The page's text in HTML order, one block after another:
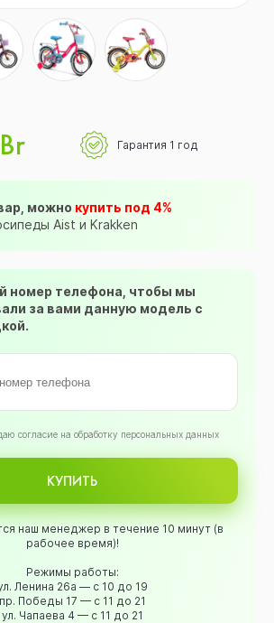
Гарантия 1 год
можно купить под 4%
Aist и Krakken
номер телефона, чтобы мы
за вами данную модель с
согласие на обработку персональных данных
КУПИТЬ
наш менеджер в течение 10 минут (в
рабочее время)!
Режимы работы:
Ленина 26а — с 10 до 19
пр. Победы 17 — с 11 до 21
ул. Чапаева 4 — с 11 до 21